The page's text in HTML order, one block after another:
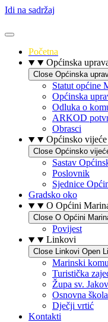
Idi na sadržaj
Početna
Općinska
Close Općinska
Statut općine
Općinska
Odluka o
ARKOD
Obrasci
Općinsko vijeće
Close Općinsko
Sastav
Poslovnik
Sjednice
Gradsko oko
O Općini
Close O Općini
Povijest
Linkovi
Close Linkovi Open
Marinski
Turistička
Župa sv.
Osnovna škola
Dječji vrtić
Kontakti